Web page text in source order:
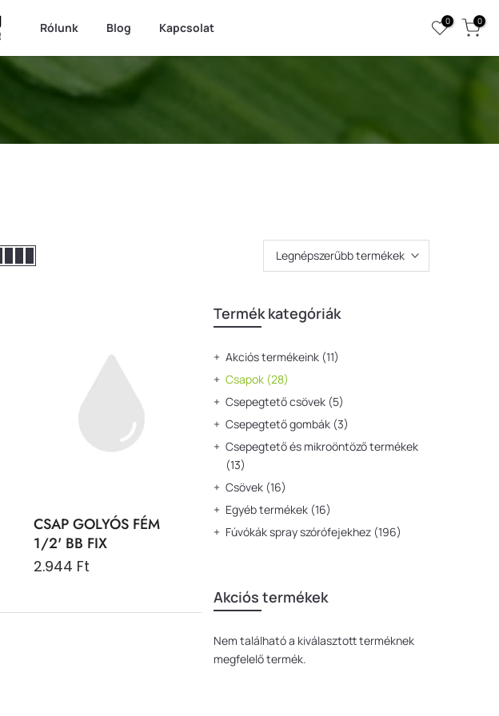
Rólunk Blog Kapcsolat 0 0
Legnépszerűbb termékek
CSAP GOLYÓS FÉM
1/2' BB FIX
2.944 Ft
Termék kategóriák
Akciós termékeink (11)
Csapok (28)
Csepegtető csövek (5)
Csepegtető gombák (3)
Csepegtető és mikroöntöző termékek
(13)
Csövek (16)
Egyéb termékek (16)
Fúvókák spray szórófejekhez (196)
Idomok(193)
Időjárás érzékelők(8)
Ivóvíz tisztító készülékek
Akciós termékek
Nem található a kiválasztott terméknek
megfelelő termék.